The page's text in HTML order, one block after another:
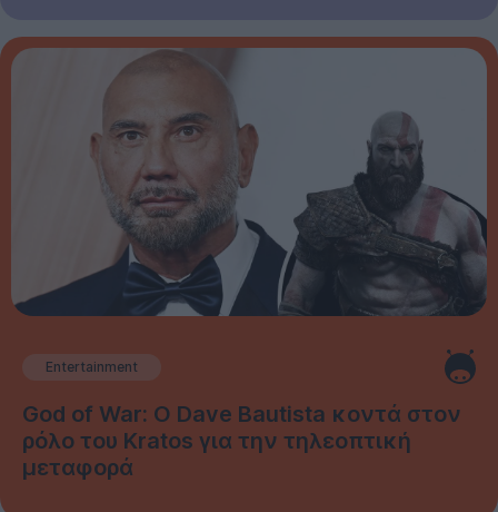
Entertainment
God of War: Ο Dave Bautista κοντά στον
ρόλο του Kratos για την τηλεοπτική
μεταφορά